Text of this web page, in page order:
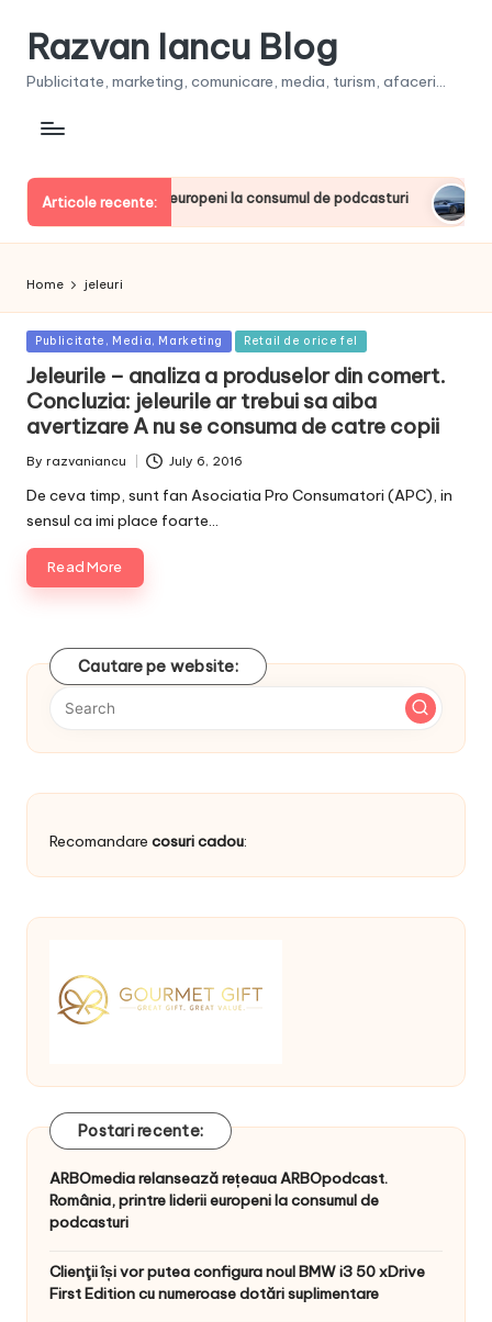
Razvan Iancu Blog
Publicitate, marketing, comunicare, media, turism, afaceri...
Articole recente:
printre liderii europeni la consumul de podcasturi
June
Home jeleuri
Posted
Publicitate, Media, Marketing Retail de orice fel
Jeleurile – analiza a produselor din comert.
Concluzia: jeleurile ar trebui sa aiba
avertizare A nu se consuma de catre copii
Posted
By razvaniancu July 6, 2016
De ceva timp, sunt fan Asociatia Pro Consumatori (APC), in
sensul ca imi place foarte…
Read More
Cautare pe website:
Recomandare cosuri cadou:
Postari recente:
ARBOmedia relansează rețeaua ARBOpodcast.
România, printre liderii europeni la consumul de
podcasturi
Clienţii își vor putea configura noul BMW i3 50 xDrive
First Edition cu numeroase dotări suplimentare